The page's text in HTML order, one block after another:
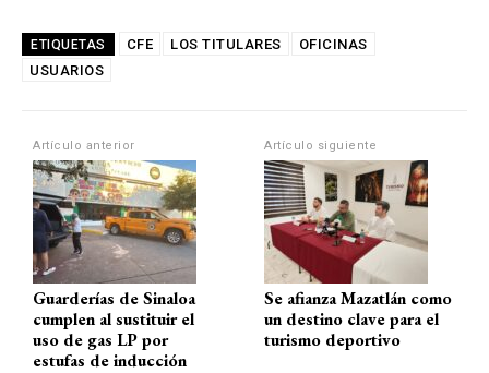
at
s
p
p
ce
o
k
e
m
ail m
tir
ETIQUETAS CFE LOS TITULARES
OFICINAS
USUARIOS
Artículo anterior
Guarderías de Sinaloa
cumplen al sustituir el
uso de gas LP por
estufas de inducción
Artículo siguiente
Se afianza Mazatlán como
un destino clave para el
turismo deportivo